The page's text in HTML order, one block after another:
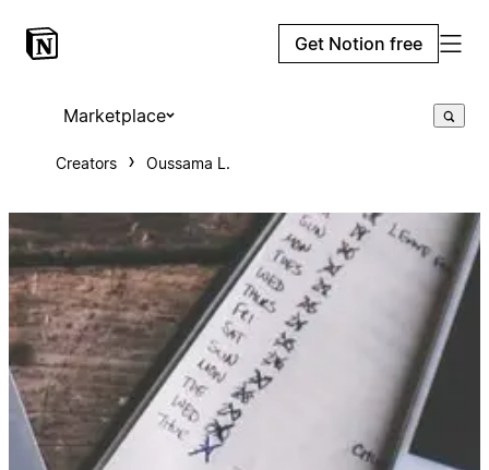
Get Notion free
Marketplace
Creators Oussama L.